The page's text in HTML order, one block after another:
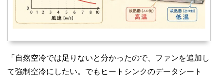
「自然空冷では足りないと分かったので、ファンを追加し
て強制空冷にしたい。でもヒートシンクのデータシート